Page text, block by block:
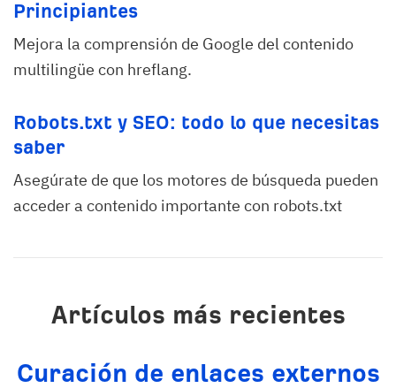
Principiantes
Mejora la comprensión de Google del contenido
multilingüe con hreflang.
Robots.txt y SEO: todo lo que necesitas
saber
Asegúrate de que los motores de búsqueda pueden
acceder a contenido importante con robots.txt
Artículos más recientes
Curación de enlaces externos